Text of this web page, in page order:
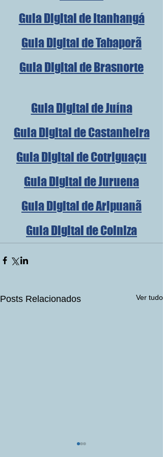
Guia Digital de Itanhangá
Guia Digital de Tabaporã
Guia Digital de Brasnorte
Guia Digital de Juína
Guia Digital de Castanheira
Guia Digital de Cotriguaçu
Guia Digital de Juruena
Guia Digital de Aripuanã
Guia Digital de Colniza
Posts Relacionados Ver tudo